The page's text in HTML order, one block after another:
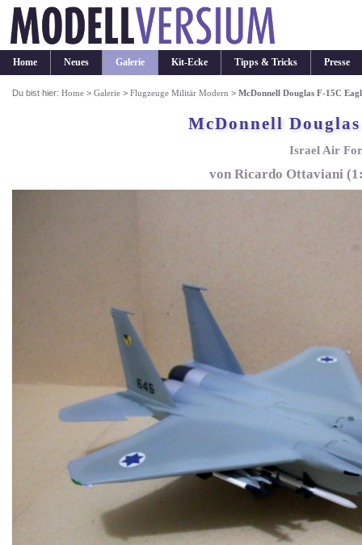
Home Neues Galerie Kit-Ecke Tipps & Tricks Presse
Du bist hier:Home >Galerie >Flugzeuge Militär Modern >McDonnell Douglas F-15C
McDonnell
Israel Air
von Ricardo Ottaviani